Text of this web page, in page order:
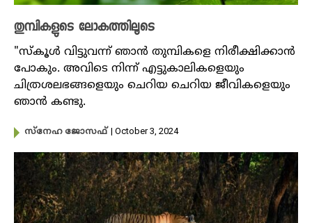
തുമ്പികളുടെ ലോകത്തിലൂടെ
"സ്കൂൾ വിട്ടുവന്ന് ഞാൻ തുമ്പികളെ നിരീക്ഷിക്കാൻ
പോകും. അവിടെ നിന്ന് എട്ടുകാലികളെയും
ചിത്രശലഭങ്ങളെയും ചെറിയ ചെറിയ ജീവികളെയും
ഞാൻ കണ്ടു.
സ്നേഹ ജോസഫ് | October 3, 2024